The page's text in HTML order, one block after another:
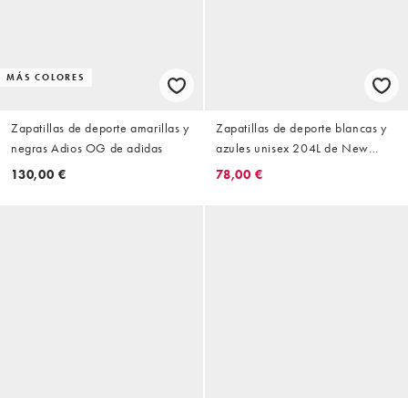
MÁS COLORES
Zapatillas de deporte amarillas y
negras Adios OG de adidas
130,00 €
Zapatillas de deporte blancas y
azules unisex 204L de New
Balance
78,00 €